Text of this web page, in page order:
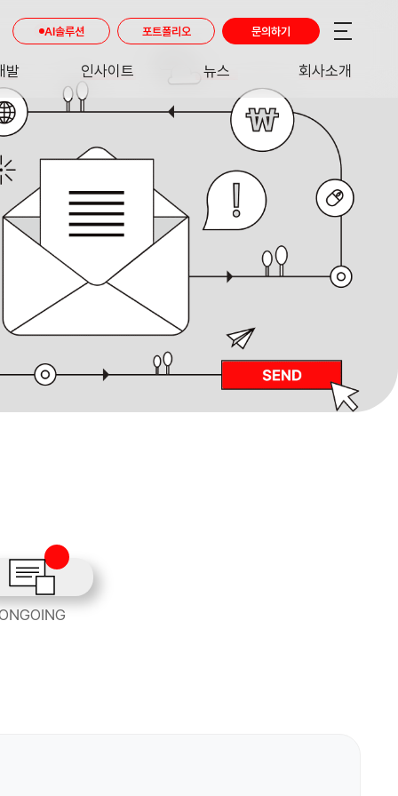
발 인사이트
INSIGHT
뉴스
NEWS
회사소개
AI솔루션 포트폴리오 문의하기